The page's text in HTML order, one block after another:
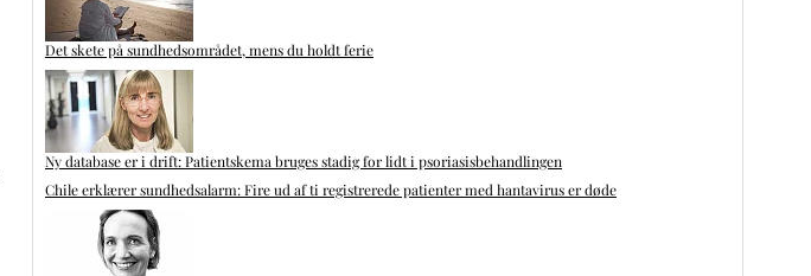
Det skete på sundhedsområdet, mens du holdt ferie
Ny database er i drift: Patientskema bruges stadig for lidt i psoriasisbehandlingen
Chile erklærer sundhedsalarm: Fire ud af ti registrerede patienter med hantavirus er døde